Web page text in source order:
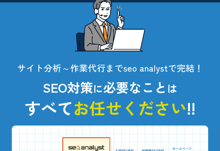
サイト分析～作業代行までseo analystで完結！
SEO対策に必要なこと は
すべてお任せください!!